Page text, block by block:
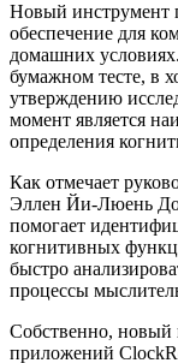
Новый инструмент
обеспечение для
домашних
бумажном тесте, в
утверждению
момент является
определения
Как отмечает
Эллен Йи-Люень До,
помогает
когнитивных
быстро
процессы
Собственно, новый
приложений